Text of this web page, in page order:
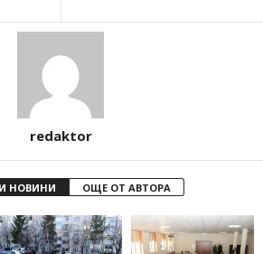
redaktor
НОВИНИ ОЩЕ ОТ АВТОРА